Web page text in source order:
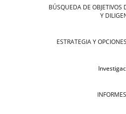
BÚSQUEDA DE OBJETIVOS
Y
ESTRATEGIA Y